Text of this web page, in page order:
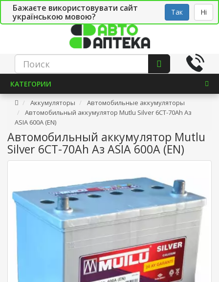
Бажаєте використовувати сайт
українською мовою?
Так Ні
СТО Укр
КАТЕГОРИИ
Аккумуляторы
Автомобильные аккумуляторы
Автомобильный аккумулятор Mutlu Silver 6СТ-70Ah Аз
ASIA 600A (EN)
Автомобильный аккумулятор Mutlu
Silver 6СТ-70Ah Аз ASIA 600A (EN)